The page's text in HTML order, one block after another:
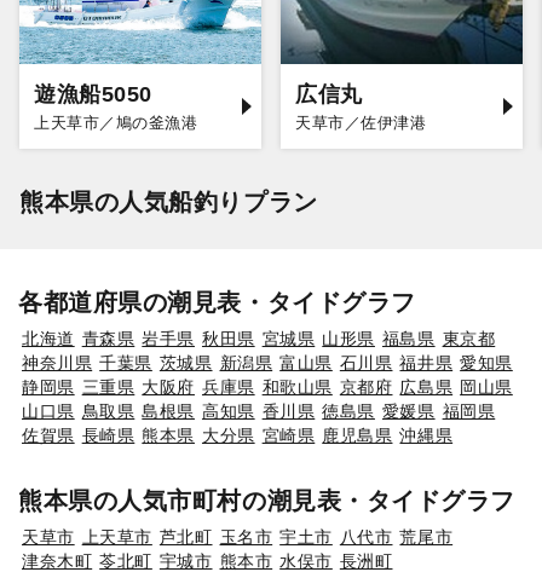
遊漁船5050
上天草市／鳩の釜漁港
広信丸
天草市／佐伊津港
熊本県の人気船釣りプラン
各都道府県の潮見表・タイドグラフ
北海道 青森県 岩手県 秋田県 宮城県 山形県 福島県 東京都
神奈川県 千葉県 茨城県 新潟県 富山県 石川県 福井県 愛知県
静岡県 三重県 大阪府 兵庫県 和歌山県 京都府 広島県 岡山県
山口県 鳥取県 島根県 高知県 香川県 徳島県 愛媛県 福岡県
佐賀県 長崎県 熊本県 大分県 宮崎県 鹿児島県 沖縄県
熊本県の人気市町村の潮見表・タイドグラフ
天草市 上天草市 芦北町 玉名市 宇土市 八代市 荒尾市
津奈木町 苓北町 宇城市 熊本市 水俣市 長洲町